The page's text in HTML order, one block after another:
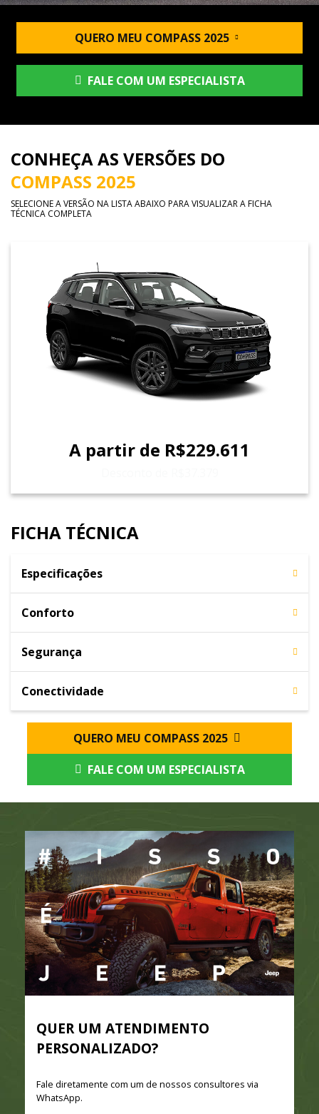
QUERO MEU COMPASS 2025
FALE COM UM ESPECIALISTA
CONHEÇA AS VERSÕES DO
COMPASS 2025
SELECIONE A VERSÃO NA LISTA ABAIXO PARA VISUALIZAR A FICHA
TÉCNICA COMPLETA
A partir de R$229.611
FICHA TÉCNICA
Especificações
Conforto
Segurança
Conectividade
QUERO MEU COMPASS 2025
FALE COM UM ESPECIALISTA
QUER UM ATENDIMENTO
PERSONALIZADO?
Fale diretamente com um de nossos consultores via
WhatsApp.